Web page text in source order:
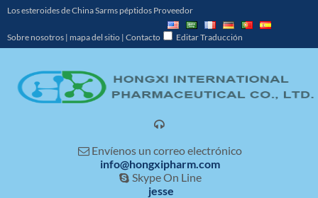
Los esteroides de China Sarms péptidos Proveedor
Sobre nosotros | mapa del sitio | Contacto Editar Traducción

 Envíenos un correo electrónico
info@hongxipharm.com
 Skype On Line
jesse